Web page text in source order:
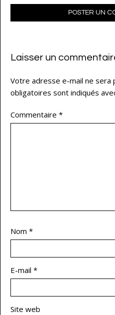
POSTER UN
Laisser un
Votre adresse e-mail ne sera
obligatoires sont indiqués
Commentaire *
Nom *
E-mail *
Site web